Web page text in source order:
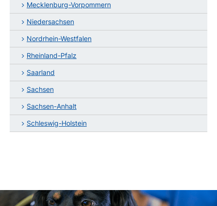
Mecklenburg-Vorpommern
Niedersachsen
Nordrhein-Westfalen
Rheinland-Pfalz
Saarland
Sachsen
Sachsen-Anhalt
Schleswig-Holstein